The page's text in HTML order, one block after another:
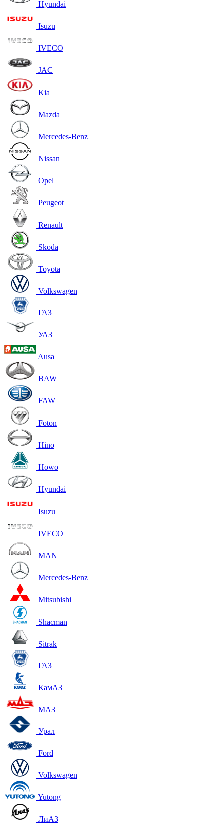
Hyundai
Isuzu
IVECO
JAC
Kia
Mazda
Mercedes-Benz
Nissan
Opel
Peugeot
Renault
Skoda
Toyota
Volkswagen
ГАЗ
УАЗ
Ausa
BAW
FAW
Foton
Hino
Howo
Hyundai
Isuzu
IVECO
MAN
Mercedes-Benz
Mitsubishi
Shacman
Sitrak
ГАЗ
КамАЗ
МАЗ
Урал
Ford
Volkswagen
Yutong
ЛиАЗ